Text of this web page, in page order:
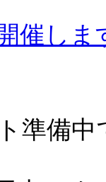
催しま
準備中